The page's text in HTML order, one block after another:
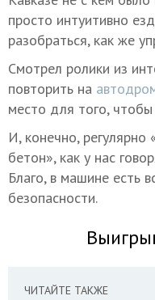
просто интуитивно
разобраться, как же
Смотрел ролики из
повторить на
место для того,
И, конечно,
бетон», как у нас
Благо, в машине есть
безопасности.
ЧИТАЙТЕ ТАКЖЕ